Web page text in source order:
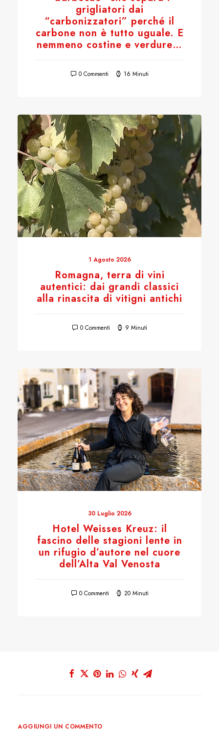
grigliatori dai
“carbonizzatori” perché il
carbone non è tutto uguale. E
nemmeno costine e verdure…
0 Commenti 16 Minuti
1 Agosto 2026
Romagna, terra di vini
autentici: dai grandi classici
alla rinascita di vitigni antichi
0 Commenti 9 Minuti
30 Luglio 2026
Hotel Weisses Kreuz: il
fascino delle stagioni lente in
un rifugio d’autore nel cuore
dell’Alta Val Venosta
0 Commenti 20 Minuti
AGGIUNGI UN COMMENTO